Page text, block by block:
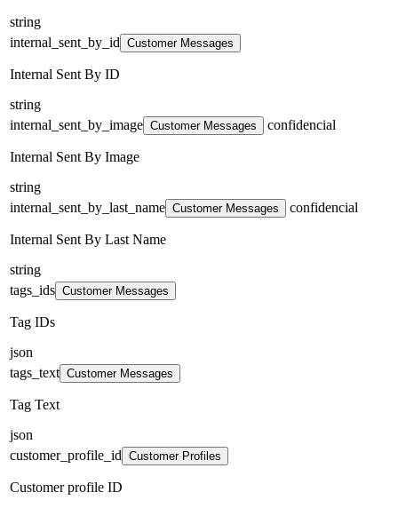
string
internal_sent_by_id Customer Messages
Internal Sent By ID
string
internal_sent_by_image Customer Messages confidencial
Internal Sent By Image
string
internal_sent_by_last_name Customer Messages confidencial
Internal Sent By Last Name
string
tags_ids Customer Messages
Tag IDs
json
tags_text Customer Messages
Tag Text
json
customer_profile_id Customer Profiles
Customer profile ID